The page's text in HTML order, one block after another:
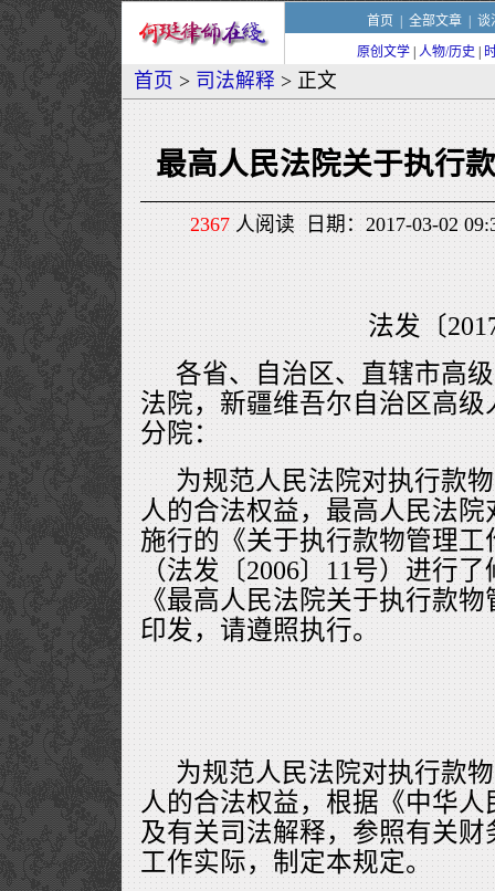
首页 全部文章| 谈
原创文学 人物/历史
首页 > 司法解释 > 正文
最高人民法院关于执行
2367人阅读 日期：2017-03-02
法发〔
各省、自治区、直辖市高
法院，新疆维吾尔自治区高
分院：
为规范人民法院对执行款
人的合法权益，最高人民法院
施行的《关于执行款物管理
（法发〔2006〕11号）进行
《最高人民法院关于执行款
印发，请遵照执行。
为规范人民法院对执行款
人的合法权益，根据《中华
及有关司法解释，参照有关
工作实际，制定本规定。